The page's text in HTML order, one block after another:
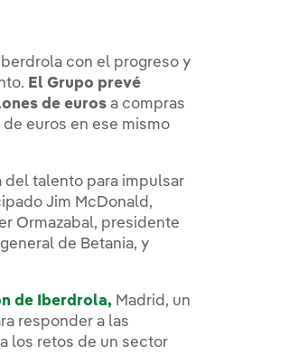
con el progreso y
El Grupo prevé
de eurosa compras
euros en ese mismo
del talento para impulsar
Jim McDonald,
Ormazabal, presidente
de Betania, y
de Iberdrola, Madrid, un
responder a las
los retos de un sector